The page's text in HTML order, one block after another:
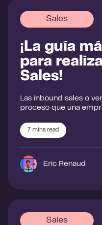
Sales
¡La guía
para
Sales!
Las inbound sales o
proceso que una
7 mins read
Eric Renaud
Sales